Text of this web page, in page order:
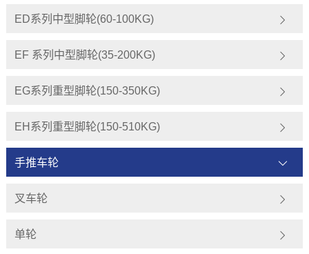
ED系列中型脚轮(60-100KG)
EF 系列中型脚轮(35-200KG)
EG系列重型脚轮(150-350KG)
EH系列重型脚轮(150-510KG)
手推车轮
叉车轮
单轮